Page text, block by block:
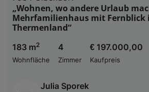
„Wohnen, wo andere Urlaub
Mehrfamilienhaus mit Fernblick
Thermenland“
183 m2
Wohnfläche
4
Zimmer
€ 197.000,00
Kaufpreis
Julia Sporek